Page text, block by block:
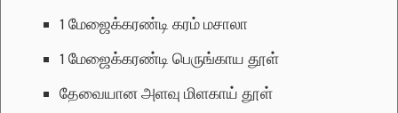
1 மேஜைக்கரண்டி கரம் மசாலா
1 மேஜைக்கரண்டி பெருங்காய தூள்
தேவையான அளவு மிளகாய் தூள்